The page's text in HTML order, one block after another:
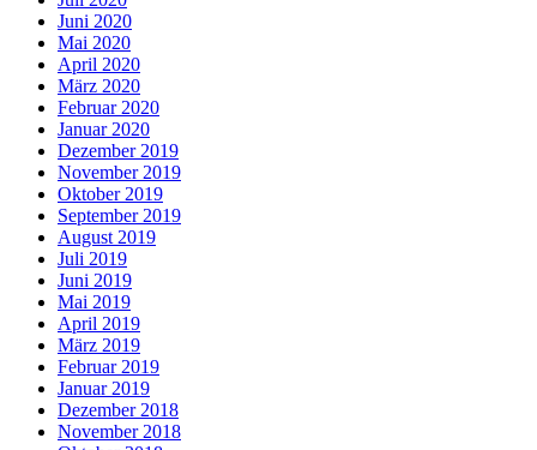
Juni 2020
Mai 2020
April 2020
März 2020
Februar 2020
Januar 2020
Dezember 2019
November 2019
Oktober 2019
September 2019
August 2019
Juli 2019
Juni 2019
Mai 2019
April 2019
März 2019
Februar 2019
Januar 2019
Dezember 2018
November 2018